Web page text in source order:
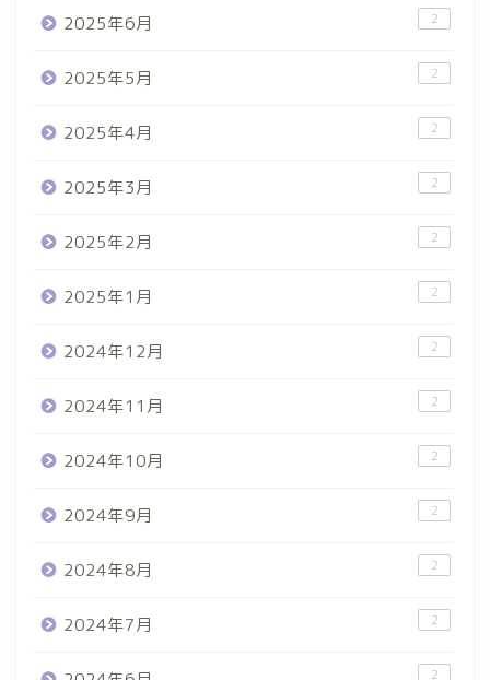
2025年6月 2
2025年5月 2
2025年4月 2
2025年3月 2
2025年2月 2
2025年1月 2
2024年12月 2
2024年11月 2
2024年10月 2
2024年9月 2
2024年8月 2
2024年7月 2
2